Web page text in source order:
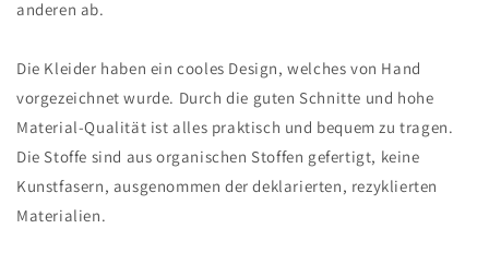
anderen ab.
Die Kleider haben ein cooles Design, welches von Hand
vorgezeichnet wurde. Durch die guten Schnitte und hohe
Material-Qualität ist alles praktisch und bequem zu tragen.
Die Stoffe sind aus organischen Stoffen gefertigt, keine
Kunstfasern, ausgenommen der deklarierten, rezyklierten
Materialien.